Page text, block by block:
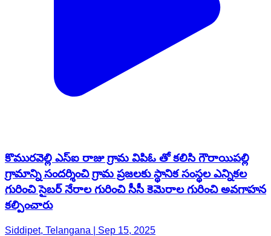
కొమురవెల్లి ఎస్ఐ రాజు గ్రామ విపిఓ తో కలిసి గౌరాయిపల్లి
గ్రామాన్ని సందర్శించి గ్రామ ప్రజలకు స్థానిక సంస్థల ఎన్నికల
గురించి సైబర్ నేరాల గురించి సీసీ కెమెరాల గురించి అవగాహన
కల్పించారు
Siddipet, Telangana | Sep 15, 2025